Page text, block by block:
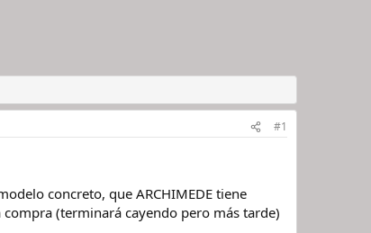
#1
concreto, que ARCHIMEDE tiene
(terminará cayendo pero más tarde)